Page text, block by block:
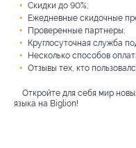
Скидки до 90%;
Ежедневные скидочные
Проверенные партнеры;
Круглосуточная служба
Несколько способов
Отзывы тех, кто
Откройте для себя мир
языка на Biglion!